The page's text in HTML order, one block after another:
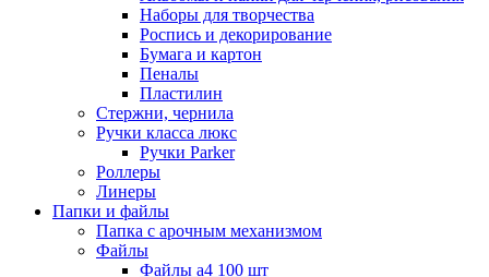
Наборы для творчества
Роспись и декорирование
Бумага и картон
Пеналы
Пластилин
Стержни, чернила
Ручки класса люкс
Ручки Parker
Роллеры
Линеры
Папки и файлы
Папка с арочным механизмом
Файлы
Файлы а4 100 шт